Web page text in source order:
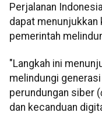
Perjalanan
dapat
pemerintah
"Langkah ini
melindungi
perundungan siber (
dan kecanduan